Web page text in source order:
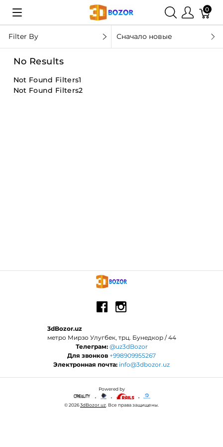
0
Filter By Сначало новые
No Results
Not Found Filters1
Not Found Filters2
3dBozor.uz
метро Мирзо Улугбек, трц. Бунедкор / 44
Телеграм: @uz3dBozor
Для звонков +998909955267
Электронная почта: info@3dbozor.uz
Powered by
© 20263dBozor.uz . Все права защищены.